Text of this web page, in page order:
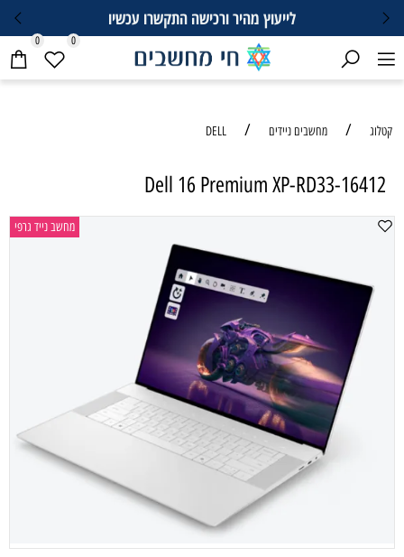
לייעוץ מהיר ורכישה התקשרו עכשיו
0 0
קטלוג / מחשבים ניידים /
DELL
Dell 16 Premium XP-RD33-16412
מחשב נייד גרפי